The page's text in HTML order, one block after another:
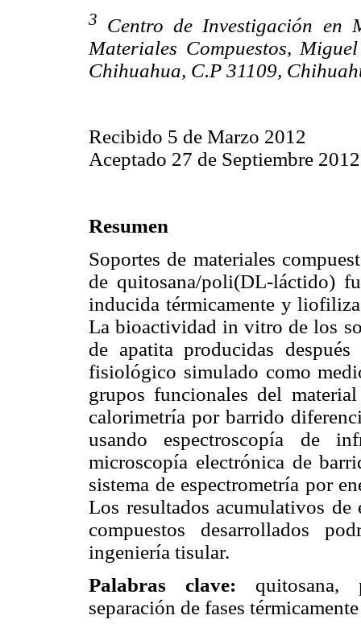
3
Centro de Investigación en
Materiales Compuestos,
Chihuahua, C.P 31109,
Recibido 5 de Marzo 2012
Aceptado 27 de Septiembre 2012
Resumen
Soportes de materiales
de quitosana/poli(DL-láctido)
inducida térmicamente y
La bioactividad in vitro de los
de apatita producidas
fisiológico simulado como
grupos funcionales del
calorimetría por barrido
usando espectroscopía de
microscopía electrónica de
sistema de espectrometría por
Los resultados acumulativos de
compuestos desarrollados
ingeniería tisular.
Palabras clave: quitosana,
separación de fases